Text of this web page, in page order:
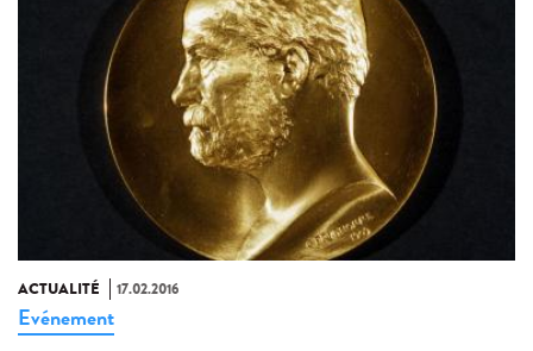
ACTUALITÉ 17.02.2016
Evénement